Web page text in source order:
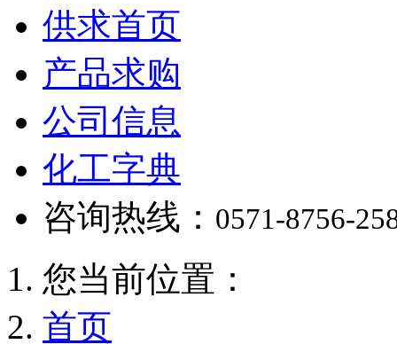
供求首页
产品求购
公司信息
化工字典
咨询热线： 0571-8756-
您当前位置：
首页